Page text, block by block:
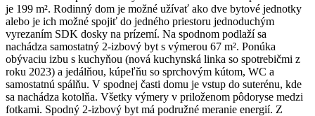
je 199 m². Rodinný dom je možné užívať ako dve bytové jednotky
alebo je ich možné spojiť do jedného priestoru jednoduchým
vyrezaním SDK dosky na prízemí. Na spodnom podlaží sa
nachádza samostatný 2-izbový byt s výmerou 67 m². Ponúka
obývaciu izbu s kuchyňou (nová kuchynská linka so spotrebičmi z
roku 2023) a jedálňou, kúpeľňu so sprchovým kútom, WC a
samostatnú spálňu. V spodnej časti domu je vstup do suterénu, kde
sa nachádza kotolňa. Všetky výmery v priloženom pôdoryse medzi
fotkami. Spodný 2-izbový byt má podružné meranie energií. Z